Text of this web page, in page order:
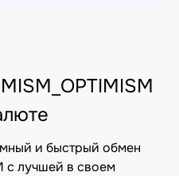
и быстрый обмен
с лучшей в своем